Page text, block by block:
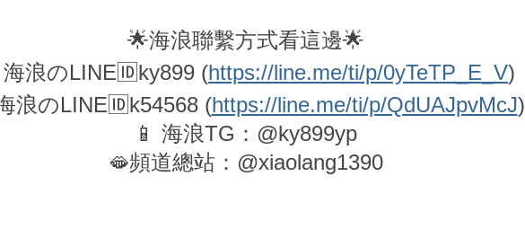
🌟海浪聯繫方式看這邊🌟
海浪のLINE🆔ky899 (https://line.me/ti/p/0yTeTP_E_V)
浪のLINE🆔k54568 (https://line.me/ti/p/QdUAJpvMcJ)
📱 海浪TG：@ky899yp
🫦頻道總站：@xiaolang1390